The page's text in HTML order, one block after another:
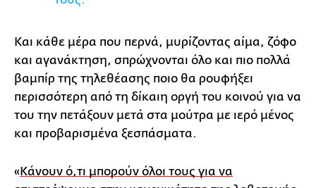
Και κάθε μέρα που περνά, μυρίζοντας αίμα, ζόφο
και αγανάκτηση, σπρώχνονται όλο και πιο πολλά
βαμπίρ της τηλεθέασης ποιο θα ρουφήξει
περισσότερη από τη δίκαιη οργή του κοινού για να
του την πετάξουν μετά στα μούτρα με ιερό μένος
και προβαρισμένα ξεσπάσματα.
«Κάνουν ό,τι μπορούν όλοι τους για να